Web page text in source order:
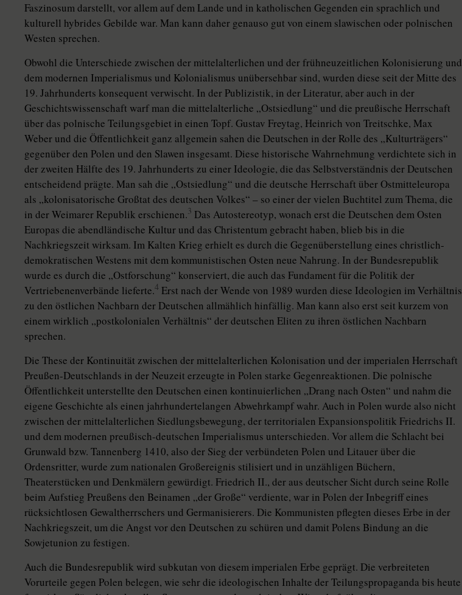
Faszinosum darstellt, vor allem auf dem Lande und in katholischen Gegenden ein sprachlich und
kulturell hybrides Gebilde war. Man kann daher genauso gut von einem slawischen oder polnischen
Westen sprechen.
Obwohl die Unterschiede zwischen der mittelalterlichen und der frühneuzeitlichen Kolonisierung und
dem modernen Imperialismus und Kolonialismus unübersehbar sind, wurden diese seit der Mitte des
19. Jahrhunderts konsequent verwischt. In der Publizistik, in der Literatur, aber auch in der
Geschichtswissenschaft warf man die mittelalterliche „Ostsiedlung“ und die preußische Herrschaft
über das polnische Teilungsgebiet in einen Topf. Gustav Freytag, Heinrich von Treitschke, Max
Weber und die Öffentlichkeit ganz allgemein sahen die Deutschen in der Rolle des „Kulturträgers“
gegenüber den Polen und den Slawen insgesamt. Diese historische Wahrnehmung verdichtete sich in
der zweiten Hälfte des 19. Jahrhunderts zu einer Ideologie, die das Selbstverständnis der Deutschen
entscheidend prägte. Man sah die „Ostsiedlung“ und die deutsche Herrschaft über Ostmitteleuropa
als „kolonisatorische Großtat des deutschen Volkes“ – so einer der vielen Buchtitel zum Thema, die
in der Weimarer Republik erschienen.3 Das Autostereotyp, wonach erst die Deutschen dem Osten
Europas die abendländische Kultur und das Christentum gebracht haben, blieb bis in die
Nachkriegszeit wirksam. Im Kalten Krieg erhielt es durch die Gegenüberstellung eines christlich-
demokratischen Westens mit dem kommunistischen Osten neue Nahrung. In der Bundesrepublik
wurde es durch die „Ostforschung“ konserviert, die auch das Fundament für die Politik der
Vertriebenenverbände lieferte.4 Erst nach der Wende von 1989 wurden diese Ideologien im Verhältnis
zu den östlichen Nachbarn der Deutschen allmählich hinfällig. Man kann also erst seit kurzem von
einem wirklich „postkolonialen Verhältnis“ der deutschen Eliten zu ihren östlichen Nachbarn
sprechen.
Die These der Kontinuität zwischen der mittelalterlichen Kolonisation und der imperialen Herrschaft
Preußen-Deutschlands in der Neuzeit erzeugte in Polen starke Gegenreaktionen. Die polnische
Öffentlichkeit unterstellte den Deutschen einen kontinuierlichen „Drang nach Osten“ und nahm die
eigene Geschichte als einen jahrhundertelangen Abwehrkampf wahr. Auch in Polen wurde also nicht
zwischen der mittelalterlichen Siedlungsbewegung, der territorialen Expansionspolitik Friedrichs II.
und dem modernen preußisch-deutschen Imperialismus unterschieden. Vor allem die Schlacht bei
Grunwald bzw. Tannenberg 1410, also der Sieg der verbündeten Polen und Litauer über die
Ordensritter, wurde zum nationalen Großereignis stilisiert und in unzähligen Büchern,
Theaterstücken und Denkmälern gewürdigt. Friedrich II., der aus deutscher Sicht durch seine Rolle
beim Aufstieg Preußens den Beinamen „der Große“ verdiente, war in Polen der Inbegriff eines
rücksichtlosen Gewaltherrschers und Germanisierers. Die Kommunisten pflegten dieses Erbe in der
Nachkriegszeit, um die Angst vor den Deutschen zu schüren und damit Polens Bindung an die
Sowjetunion zu festigen.
Auch die Bundesrepublik wird subkutan von diesem imperialen Erbe geprägt. Die verbreiteten
Vorurteile gegen Polen belegen, wie sehr die ideologischen Inhalte der Teilungspropaganda bis heute